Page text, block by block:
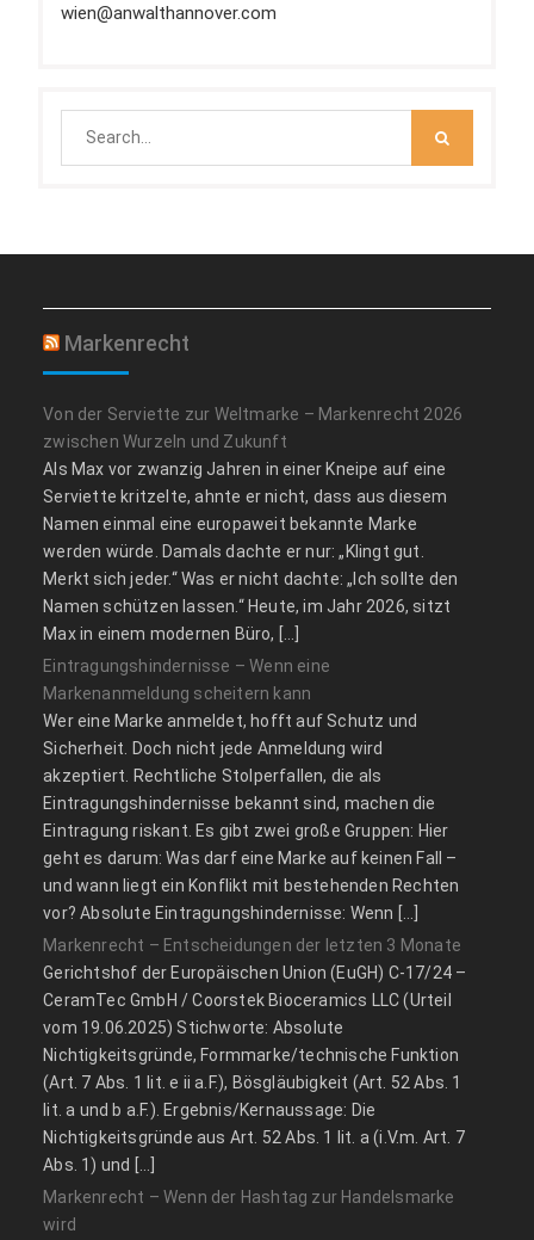
wien@anwalthannover.com
Markenrecht
Von der Serviette zur Weltmarke – Markenrecht 2026
zwischen Wurzeln und Zukunft
Als Max vor zwanzig Jahren in einer Kneipe auf eine
Serviette kritzelte, ahnte er nicht, dass aus diesem
Namen einmal eine europaweit bekannte Marke
werden würde. Damals dachte er nur: „Klingt gut.
Merkt sich jeder.“ Was er nicht dachte: „Ich sollte den
Namen schützen lassen.“ Heute, im Jahr 2026, sitzt
Max in einem modernen Büro, […]
Eintragungshindernisse – Wenn eine
Markenanmeldung scheitern kann
Wer eine Marke anmeldet, hofft auf Schutz und
Sicherheit. Doch nicht jede Anmeldung wird
akzeptiert. Rechtliche Stolperfallen, die als
Eintragungshindernisse bekannt sind, machen die
Eintragung riskant. Es gibt zwei große Gruppen: Hier
geht es darum: Was darf eine Marke auf keinen Fall –
und wann liegt ein Konflikt mit bestehenden Rechten
vor? Absolute Eintragungshindernisse: Wenn […]
Markenrecht – Entscheidungen der letzten 3 Monate
Gerichtshof der Europäischen Union (EuGH) C‑17/24 –
CeramTec GmbH / Coorstek Bioceramics LLC (Urteil
vom 19.06.2025) Stichworte: Absolute
Nichtigkeitsgründe, Formmarke/technische Funktion
(Art. 7 Abs. 1 lit. e ii a.F.), Bösgläubigkeit (Art. 52 Abs. 1
lit. a und b a.F.). Ergebnis/Kernaussage: Die
Nichtigkeitsgründe aus Art. 52 Abs. 1 lit. a (i.V.m. Art. 7
Abs. 1) und […]
Markenrecht – Wenn der Hashtag zur Handelsmarke
wird